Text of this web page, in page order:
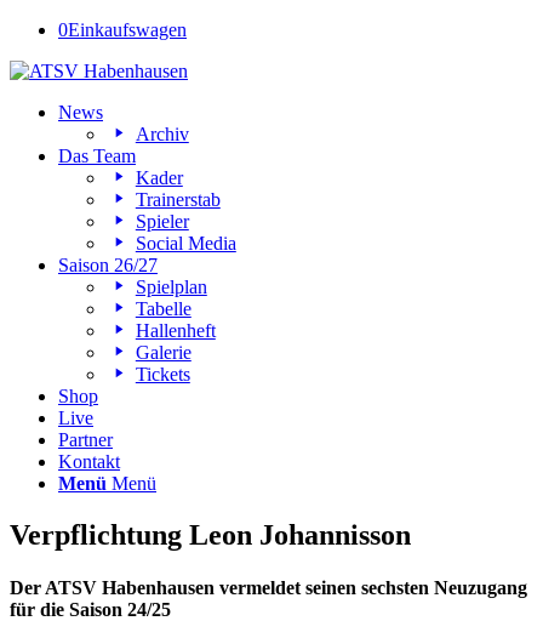
0Einkaufswagen
News
Archiv
Das Team
Kader
Trainerstab
Spieler
Social Media
Saison 26/27
Spielplan
Tabelle
Hallenheft
Galerie
Tickets
Shop
Live
Partner
Kontakt
Menü Menü
Verpflichtung Leon Johannisson
Der ATSV Habenhausen vermeldet seinen sechsten Neuzugang
für die Saison 24/25